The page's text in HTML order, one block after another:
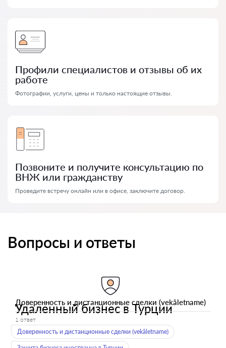
Профили специалистов и отзывы об их
работе
Фотографии, услуги, цены и только настоящие отзывы.
Позвоните и получите консультацию по
ВНЖ или гражданству
Проведите встречу онлайн или в офисе, заключите договор.
Вопросы и ответы
Доверенность и дистанционные сделки (vekâletname)
Удаленный бизнес в Турции
1 ответ
Доверенность и дистанционные сделки (vekâletname)